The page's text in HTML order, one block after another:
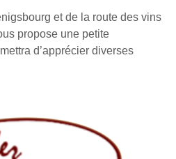
et de la route des vins
propose une petite
d’apprécier diverses